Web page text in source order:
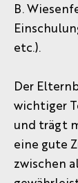
B.
etc.).
Der
wichtiger
und trägt
eine gute
zwischen